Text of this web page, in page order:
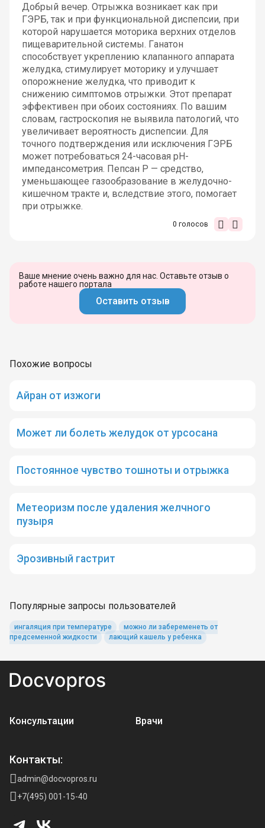
Добрый вечер. Отрыжка возникает как при
ГЭРБ, так и при функциональной диспепсии, при
которой нарушается моторика верхних отделов
пищеварительной системы. Ганатон
способствует укреплению клапанного аппарата
желудка, стимулирует моторику и улучшает
опорожнение желудка, что приводит к
снижению симптомов отрыжки. Этот препарат
эффективен при обоих состояниях. По вашим
словам, гастроскопия не выявила патологий, что
увеличивает вероятность диспепсии. Для
точного подтверждения или исключения ГЭРБ
может потребоваться 24-часовая pH-
импедансометрия. Пепсан Р — средство,
уменьшающее газообразование в желудочно-
кишечном тракте и, вследствие этого, помогает
при отрыжке.
0 голосов
Ваше мнение очень важно для нас. Оставьте отзыв о
работе нашего портала
Оставить отзыв
Похожие вопросы
Айран от изжоги
Может ли болеть желудок от урсосана
Постоянное чувство тошноты и отрыжка
Метеоризм после удаления желчного
пузыря
Эрозивный гастрит
Популярные запросы пользователей
ингаляция при температуре
можно ли забеременеть от
предсеменной жидкости
лающий кашель у ребенка
Консультации Врачи
Контакты:
admin@docvopros.ru
+7(495) 001-15-40